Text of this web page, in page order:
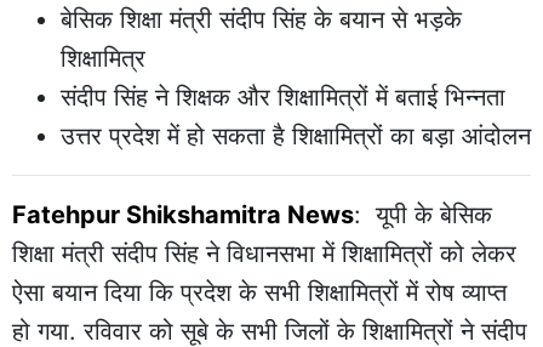
बेसिक शिक्षा मंत्री संदीप सिंह के बयान से भड़के
शिक्षामित्र
संदीप सिंह ने शिक्षक और शिक्षामित्रों में बताई भिन्नता
उत्तर प्रदेश में हो सकता है शिक्षामित्रों का बड़ा आंदोलन
Fatehpur Shikshamitra News: यूपी के बेसिक
शिक्षा मंत्री संदीप सिंह ने विधानसभा में शिक्षामित्रों को लेकर
ऐसा बयान दिया कि प्रदेश के सभी शिक्षामित्रों में रोष व्याप्त
हो गया. रविवार को सूबे के सभी जिलों के शिक्षामित्रों ने संदीप